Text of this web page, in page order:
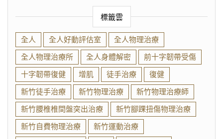
標籤雲
全人 全人好動評估室
全人物理治療
全人物理治療所
全人身體解密
前十字韌帶受傷
十字韌帶復健
增肌 徒手治療
復健
新竹徒手治療
新竹物理治療
新竹物理治療師
新竹腰椎椎間盤突出治療
新竹腳踝扭傷物理治療
新竹自費物理治療
新竹運動治療